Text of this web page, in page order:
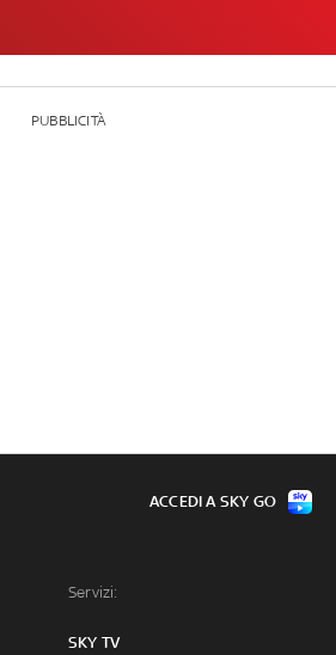
PUBBLICITÀ
Servizi:
SKY TV
ACCEDI A SKY GO